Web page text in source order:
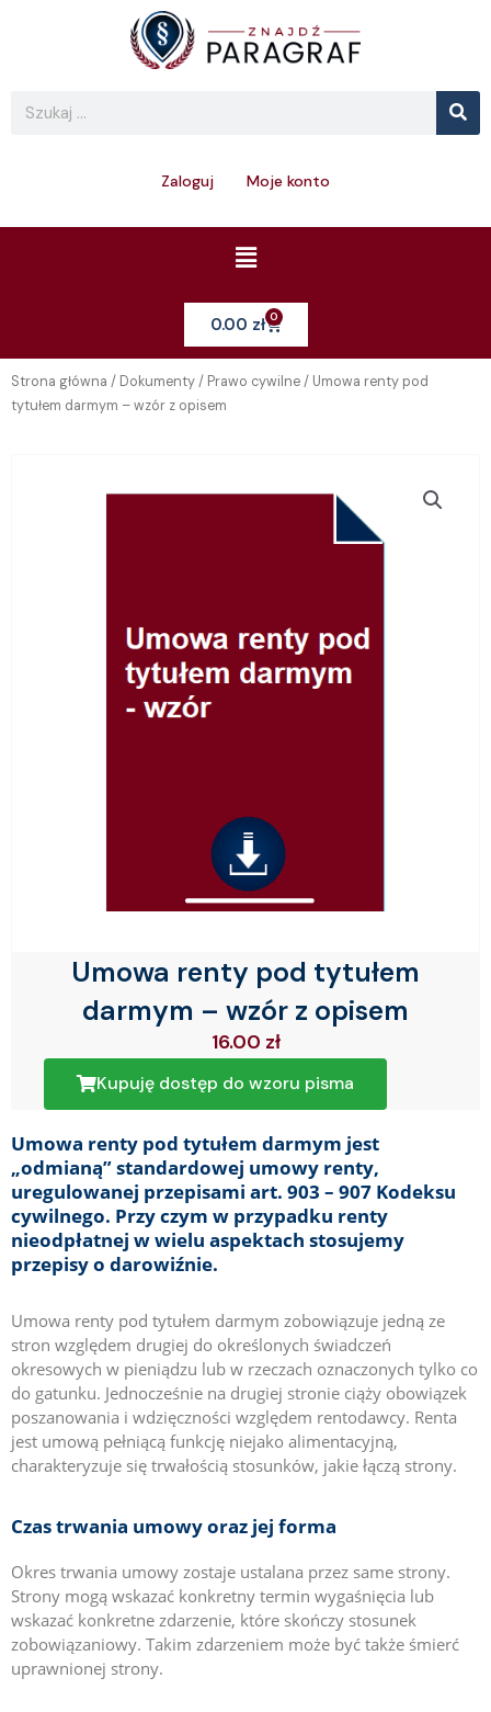
Search
Zaloguj Moje konto
Menu
0.00 zł 0Cart
Strona główna / Dokumenty/ Prawo cywilne/ Umowa renty pod
tytułem darmym – wzór z opisem
Umowa renty pod tytułem
darmym – wzór z opisem
16.00 zł
Kupuję dostęp do wzoru pisma
Umowa renty pod tytułem darmym jest
„odmianą” standardowej umowy renty,
uregulowanej przepisami art. 903 – 907 Kodeksu
cywilnego. Przy czym w przypadku renty
nieodpłatnej w wielu aspektach stosujemy
przepisy o darowiźnie.
Umowa renty pod tytułem darmym zobowiązuje jedną ze
stron względem drugiej do określonych świadczeń
okresowych w pieniądzu lub w rzeczach oznaczonych tylko co
do gatunku. Jednocześnie na drugiej stronie ciąży obowiązek
poszanowania i wdzięczności względem rentodawcy. Renta
jest umową pełniącą funkcję niejako alimentacyjną,
charakteryzuje się trwałością stosunków, jakie łączą strony.
Czas trwania umowy oraz jej forma
Okres trwania umowy zostaje ustalana przez same strony.
Strony mogą wskazać konkretny termin wygaśnięcia lub
wskazać konkretne zdarzenie, które skończy stosunek
zobowiązaniowy. Takim zdarzeniem może być także śmierć
uprawnionej strony.